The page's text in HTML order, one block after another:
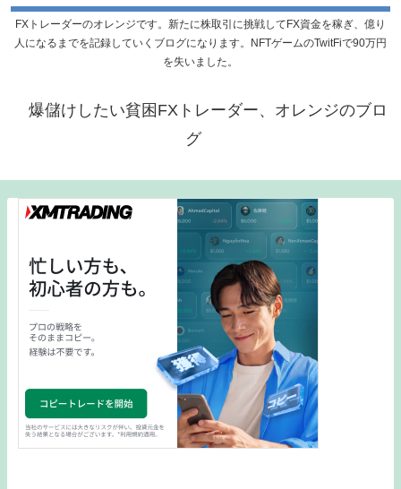
FXトレーダーのオレンジです。新たに株取引に挑戦してFX資金を稼ぎ、億り
人になるまでを記録していくブログになります。NFTゲームのTwitFiで90万円
を失いました。
爆儲けしたい貧困FXトレーダー、オレンジのブロ
グ